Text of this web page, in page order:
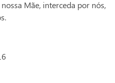
Mãe, interceda por nós,